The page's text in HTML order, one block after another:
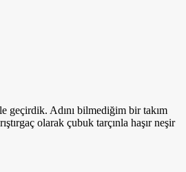
geçirdik. Adını bilmediğim bir takım
olarak çubuk tarçınla haşır neşir